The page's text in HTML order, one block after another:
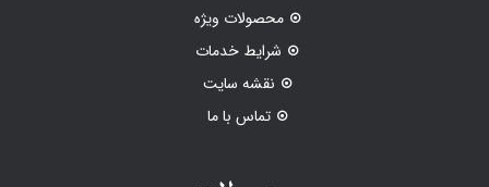
محصولات ویژه
شرایط خدمات
نقشه سایت
تماس با ما